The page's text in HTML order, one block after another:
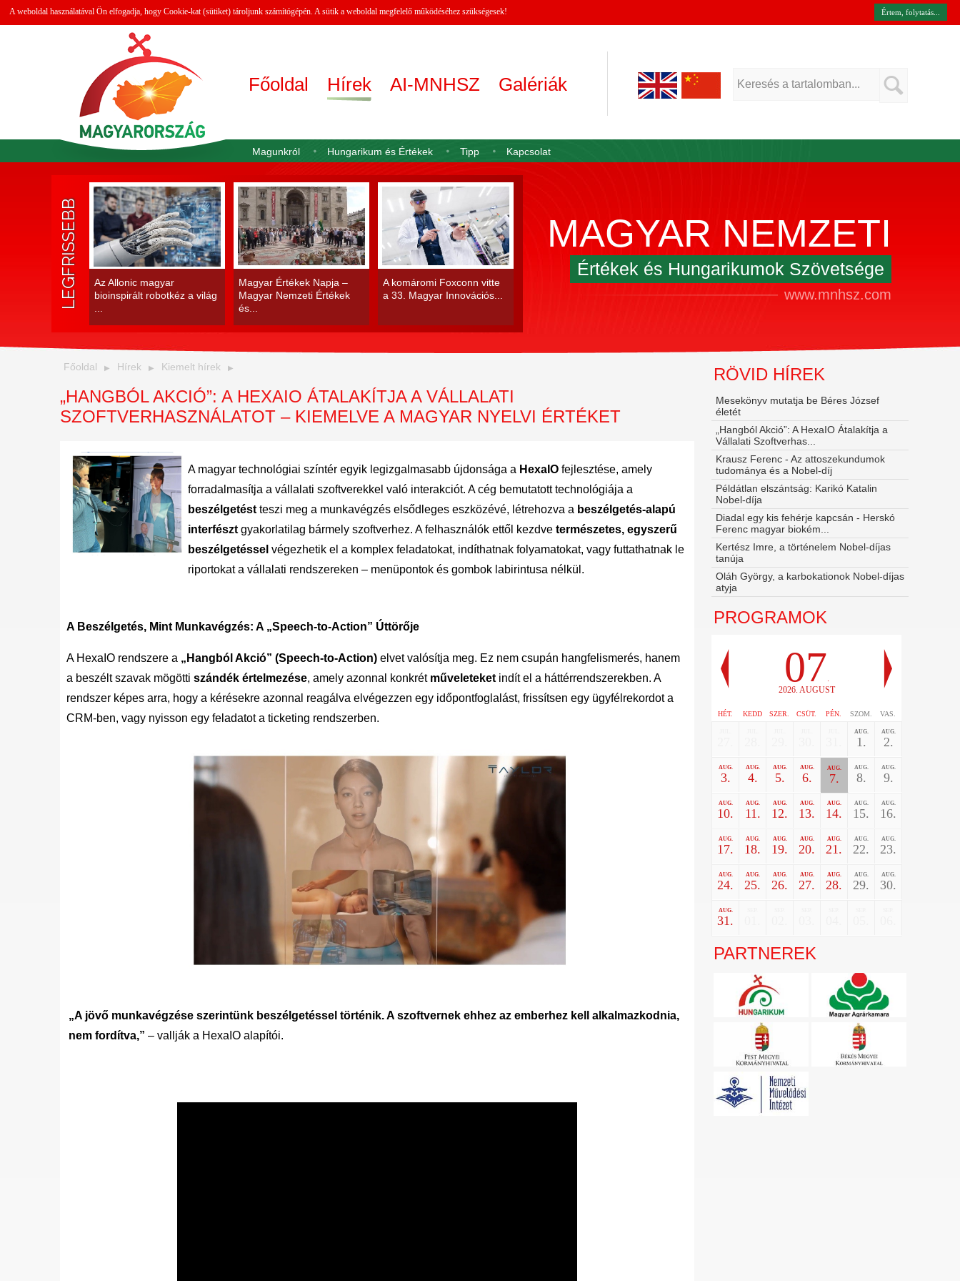
A weboldal használatával Ön elfogadja, hogy Cookie-kat (sütiket) tároljunk számítógépén. A sütik a weboldal megfelelő működéséhez szükségesek! Értem, folytatás...
Főoldal Hírek AI-MNHSZ Galériák
Magunkról Hungarikum és Értékek Tipp Kapcsolat
LEGFRISSEBB
Az Allonic magyar
bioinspirált robotkéz a világ
Magyar Értékek Napja –
Magyar Nemzeti Értékek
és...
A komáromi Foxconn vitte
a 33. Magyar Innovációs...
MAGYAR NEMZETI
Értékek és Hungarikumok Szövetsége
www.mnhsz.com
Főoldal Hírek Kiemelt hírek
„HANGBÓL AKCIÓ”: A HEXAIO ÁTALAKÍTJA A VÁLLALATI
SZOFTVERHASZNÁLATOT – KIEMELVE A MAGYAR NYELVI ÉRTÉKET
A magyar technológiai színtér egyik legizgalmasabb újdonsága a HexaIOfejlesztése, amely
forradalmasítja a vállalati szoftverekkel való interakciót. A cég bemutatott technológiája a
beszélgetéstteszi meg a munkavégzés elsődleges eszközévé, létrehozva a beszélgetés-alapú
interfésztgyakorlatilag bármely szoftverhez. A felhasználók ettől kezdve természetes, egyszerű
beszélgetéssel végezhetik el a komplex feladatokat, indíthatnak folyamatokat, vagy futtathatnak le
riportokat a vállalati rendszereken – menüpontok és gombok labirintusa nélkül.
A Beszélgetés, Mint Munkavégzés: A „Speech-to-Action” Úttörője
A HexaIO rendszere a „Hangból Akció” (Speech-to-Action)elvet valósítja meg. Ez nem csupán hangfelismerés, hanem
a beszélt szavak mögötti szándék értelmezése, amely azonnal konkrét műveleteketindít el a háttérrendszerekben. A
rendszer képes arra, hogy a kérésekre azonnal reagálva elvégezzen egy időpontfoglalást, frissítsen egy ügyfélrekordot a
CRM-ben, vagy nyisson egy feladatot a ticketing rendszerben.
„A jövő munkavégzése szerintünk beszélgetéssel történik. A szoftvernek ehhez az emberhez kell alkalmazkodnia,
nem fordítva,” – vallják a HexaIO alapítói.
RÖVID HÍREK
Mesekönyv mutatja be Béres József
életét
„Hangból Akció”: A HexaIO Átalakítja a
Vállalati Szoftverhas...
Krausz Ferenc - Az attoszekundumok
tudománya és a Nobel‑díj
Példátlan elszántság: Karikó Katalin
Nobel-díja
Diadal egy kis fehérje kapcsán - Herskó
Ferenc magyar biokém...
Kertész Imre, a történelem Nobel-díjas
tanúja
Oláh György, a karbokationok Nobel-díjas
atyja
PROGRAMOK
07.
2026. AUGUST
HÉT. KEDD SZER. CSÜT. PÉN. SZOM. VAS.
AUG.
1.
AUG.
2.
AUG.
3.
AUG.
4.
AUG.
5.
AUG.
6.
AUG.
7.
AUG.
8.
AUG.
9.
AUG.
10.
AUG.
11.
AUG.
12.
AUG.
13.
AUG.
14.
AUG.
15.
AUG.
16.
AUG.
17.
AUG.
18.
AUG.
19.
AUG.
20.
AUG.
21.
AUG.
22.
AUG.
23.
AUG.
24.
AUG.
25.
AUG.
26.
AUG.
27.
AUG.
28.
AUG.
29.
AUG.
30.
AUG.
31.
PARTNEREK